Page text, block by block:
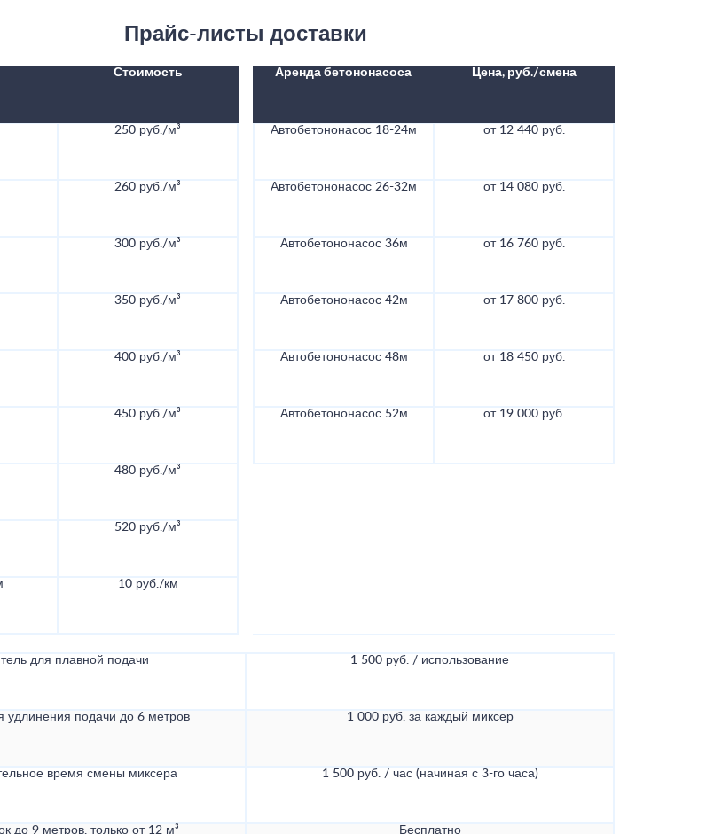
Прайс-листы доставки
Стоимость
250 руб./м³
260 руб./м³
300 руб./м³
350 руб./м³
400 руб./м³
450 руб./м³
480 руб./м³
520 руб./м³
10 руб./км
Аренда бетононасоса Цена, руб./смена
Автобетононасос 18-24м от 12 440 руб.
Автобетононасос 26-32м от 14 080 руб.
Автобетононасос 36м от 16 760 руб.
Автобетононасос 42м от 17 800 руб.
Автобетононасос 48м от 18 450 руб.
Автобетононасос 52м от 19 000 руб.
для плавной подачи 1 500 руб. / использование
удлинения подачи до 6 метров 1 000 руб. за каждый миксер
время смены миксера 1 500 руб. / час (начиная с 3-го часа)
до 9 метров, только от 12 м³ Бесплатно